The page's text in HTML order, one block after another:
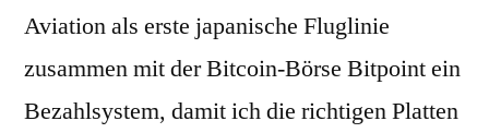
Aviation als erste japanische Fluglinie
zusammen mit der Bitcoin-Börse Bitpoint ein
Bezahlsystem, damit ich die richtigen Platten